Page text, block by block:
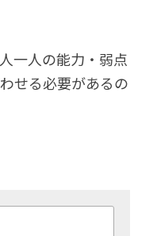
一人の能力・弱点
せる必要があるの